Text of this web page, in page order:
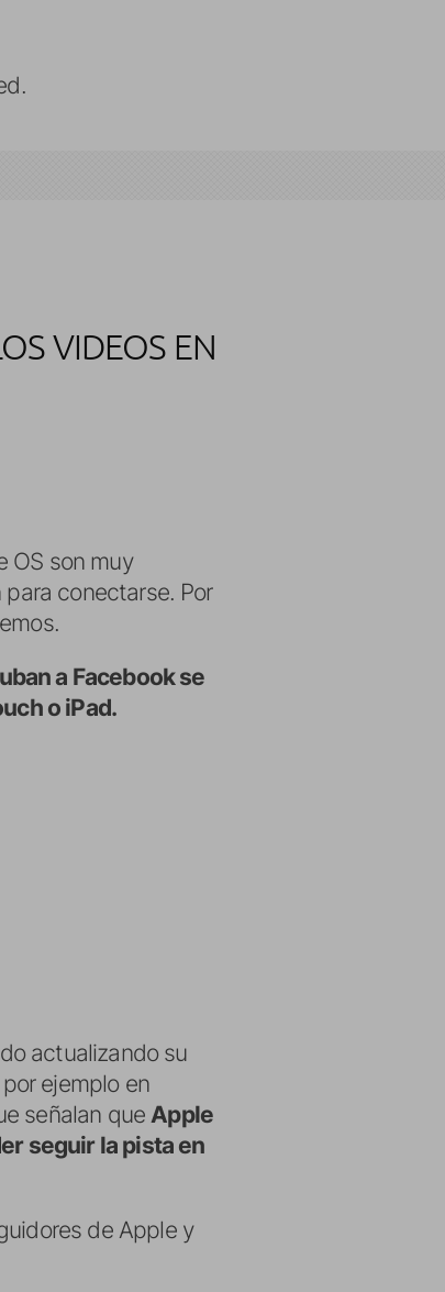
VIDEOS EN
OS son muy
conectarse. Por
a Facebook se
o iPad.
actualizando su
ejemplo en
señalan que Apple
seguir la pista en
de Apple y